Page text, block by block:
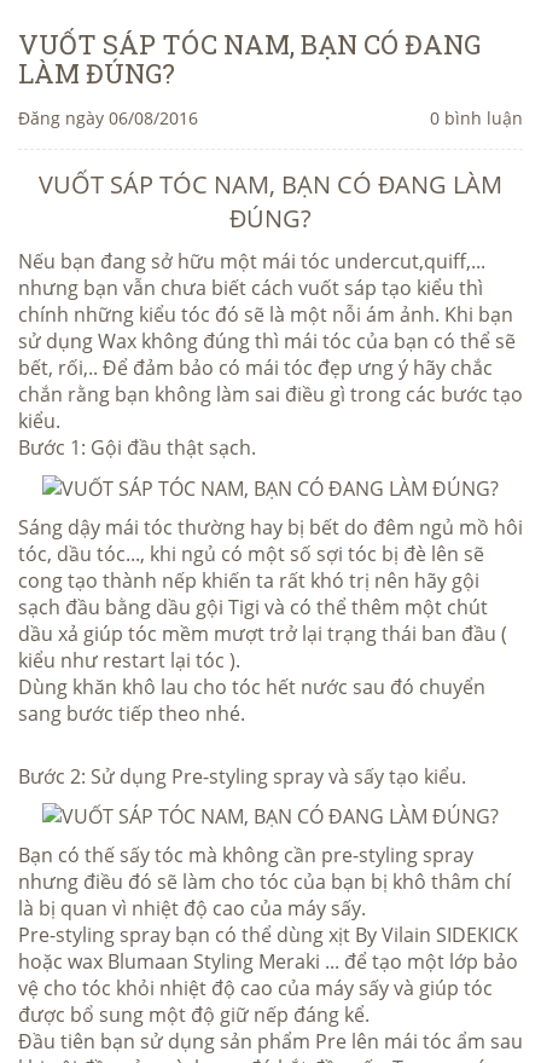
VUỐT SÁP TÓC NAM, BẠN CÓ ĐANG
LÀM ĐÚNG?
Đăng ngày 06/08/2016 0 bình luận
VUỐT SÁP TÓC NAM, BẠN CÓ ĐANG LÀM
ĐÚNG?
Nếu bạn đang sở hữu một mái tóc undercut,quiff,...
nhưng bạn vẫn chưa biết cách vuốt sáp tạo kiểu thì
chính những kiểu tóc đó sẽ là một nỗi ám ảnh. Khi bạn
sử dụng Wax không đúng thì mái tóc của bạn có thể sẽ
bết, rối,.. Để đảm bảo có mái tóc đẹp ưng ý hãy chắc
chắn rằng bạn không làm sai điều gì trong các bước tạo
kiểu.
Bước 1: Gội đầu thật sạch.
Sáng dậy mái tóc thường hay bị bết do đêm ngủ mồ hôi
tóc, dầu tóc..., khi ngủ có một số sợi tóc bị đè lên sẽ
cong tạo thành nếp khiến ta rất khó trị nên hãy gội
sạch đầu bằng dầu gội Tigi và có thể thêm một chút
dầu xả giúp tóc mềm mượt trở lại trạng thái ban đầu (
kiểu như restart lại tóc ).
Dùng khăn khô lau cho tóc hết nước sau đó chuyển
sang bước tiếp theo nhé.
Bước 2: Sử dụng Pre-styling sprayvà sấy tạo kiểu.
Bạn có thế sấy tóc mà không cần pre-styling spray
nhưng điều đó sẽ làm cho tóc của bạn bị khô thâm chí
là bị quan vì nhiệt độ cao của máy sấy.
Pre-styling spray bạn có thể dùng xịt By Vilain SIDEKICK
hoặc wax Blumaan Styling Meraki ... để tạo một lớp bảo
vệ cho tóc khỏi nhiệt độ cao của máy sấy và giúp tóc
được bổ sung một độ giữ nếp đáng kể.
Đầu tiên bạn sử dụng sản phẩm Pre lên mái tóc ẩm sau